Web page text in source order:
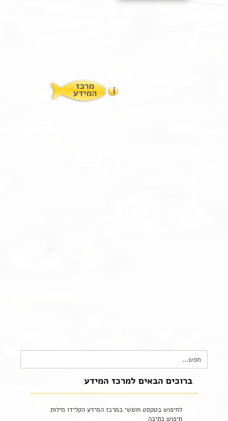
מרכז המטפלים
מרכז המידע
Search
for:
ברוכים הבאים למרכז המידע
לחיפוש בטקסט חופשי במרכז המידע הקלידו מילות
חיפוש בתיבה